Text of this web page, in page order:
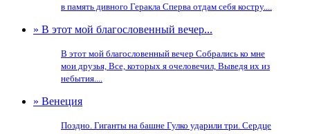
в память дивного Геракла Сперва отдам себя костру....
» В этот мой благословенный вечер...
В этот мой благословенный вечер Собрались ко мне
мои друзья, Все, которых я очеловечил, Выведя их из
небытия....
» Венеция
Поздно. Гиганты на башне Гулко ударили три. Сердце